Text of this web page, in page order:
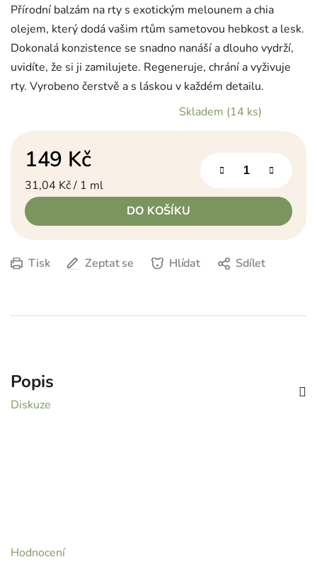
Přírodní balzám na rty s exotickým melounem a chia
olejem, který dodá vašim rtům sametovou hebkost a lesk.
Dokonalá konzistence se snadno nanáší a dlouho vydrží,
uvidíte, že si ji zamilujete. Regeneruje, chrání a vyživuje
rty. Vyrobeno čerstvě a s láskou v každém detailu.
Skladem (14 ks)
149 Kč
Měrná cena:
31,04 Kč / 1 ml
DO KOŠÍKU
Tisk Zeptat se Hlídat Sdílet
Popis
Diskuze
Hodnocení